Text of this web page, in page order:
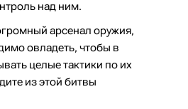
над ним.
арсенал оружия,
овладеть, чтобы в
целые тактики по их
из этой битвы